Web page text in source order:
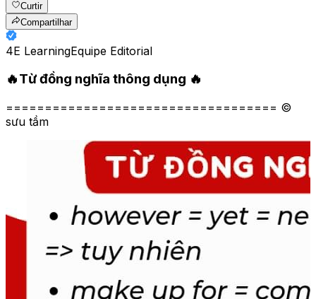
Curtir
Compartilhar
4E LearningEquipe Editorial
🔥Từ đồng nghĩa thông dụng 🔥
=================================== ©
sưu tầm